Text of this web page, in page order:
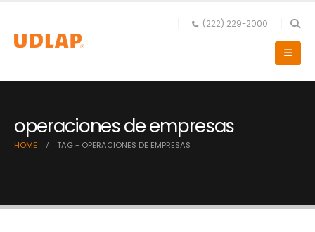
(222) 229-2000
operaciones de empresas
HOME TAG - OPERACIONES DE EMPRESAS